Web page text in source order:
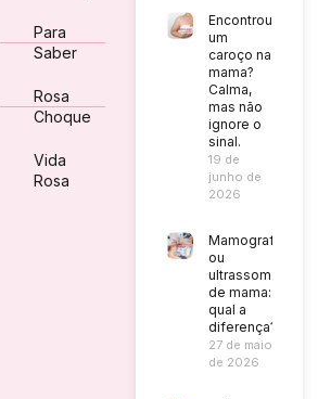
Para
Saber
Rosa
Choque
Vida
Rosa
Encontrou
um
caroço na
mama?
Calma,
mas não
ignore o
sinal.
19 de
junho de
2026
Mamografia
ou
ultrassom
de mama:
qual a
diferença?
27 de maio
de 2026